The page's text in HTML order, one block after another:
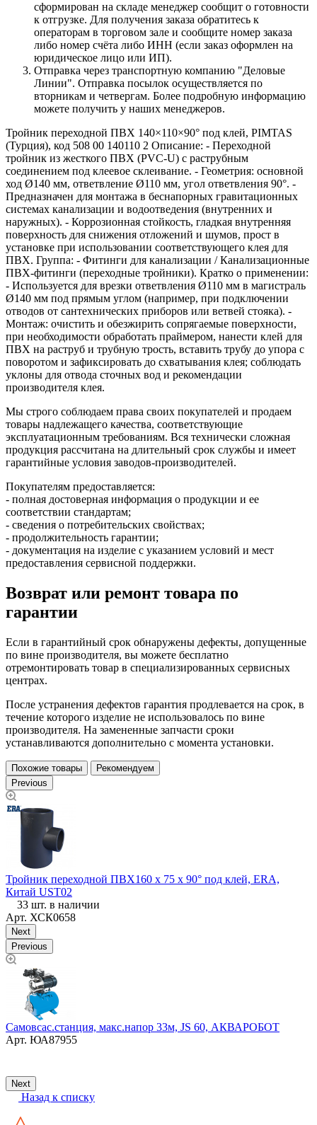
сформирован на складе менеджер сообщит о готовности
к отгрузке. Для получения заказа обратитесь к
операторам в торговом зале и сообщите номер заказа
либо номер счёта либо ИНН (если заказ оформлен на
юридическое лицо или ИП).
Отправка через транспортную компанию "Деловые
Линии". Отправка посылок осуществляется по
вторникам и четвергам. Более подробную информацию
можете получить у наших менеджеров.
Тройник переходной ПВХ 140×110×90° под клей, PIMTAS
(Турция), код 508 00 140110 2 Описание: - Переходной
тройник из жесткого ПВХ (PVC-U) с раструбным
соединением под клеевое склеивание. - Геометрия: основной
ход Ø140 мм, ответвление Ø110 мм, угол ответвления 90°. -
Предназначен для монтажа в беснапорных гравитационных
системах канализации и водоотведения (внутренних и
наружных). - Коррозионная стойкость, гладкая внутренняя
поверхность для снижения отложений и шумов, прост в
установке при использовании соответствующего клея для
ПВХ. Группа: - Фитинги для канализации / Канализационные
ПВХ‑фитинги (переходные тройники). Кратко о применении:
- Используется для врезки ответвления Ø110 мм в магистраль
Ø140 мм под прямым углом (например, при подключении
отводов от сантехнических приборов или ветвей стояка). -
Монтаж: очистить и обезжирить сопрягаемые поверхности,
при необходимости обработать праймером, нанести клей для
ПВХ на раструб и трубную трость, вставить трубу до упора с
поворотом и зафиксировать до схватывания клея; соблюдать
уклоны для отвода сточных вод и рекомендации
производителя клея.
Мы строго соблюдаем права своих покупателей и продаем
товары надлежащего качества, соответствующие
эксплуатационным требованиям. Вся технически сложная
продукция рассчитана на длительный срок службы и имеет
гарантийные условия заводов-производителей.
Покупателям предоставляется:
- полная достоверная информация о продукции и ее
соответствии стандартам;
- сведения о потребительских свойствах;
- продолжительность гарантии;
- документация на изделие с указанием условий и мест
предоставления сервисной поддержки.
Возврат или ремонт товара по
гарантии
Если в гарантийный срок обнаружены дефекты, допущенные
по вине производителя, вы можете бесплатно
отремонтировать товар в специализированных сервисных
центрах.
После устранения дефектов гарантия продлевается на срок, в
течение которого изделие не использовалось по вине
производителя. На замененные запчасти сроки
устанавливаются дополнительно с момента установки.
Похожие товары
Рекомендуем
Previous
Тройник переходной ПВХ160 х 75 х 90° под клей, ERA,
Китай UST02
33 шт. в наличии
Арт. ХСК0658
Next
Previous
Самовсас.станция, макс.напор 33м, JS 60, АКВАРОБОТ
Арт. ЮА87955
Next
Назад к списку